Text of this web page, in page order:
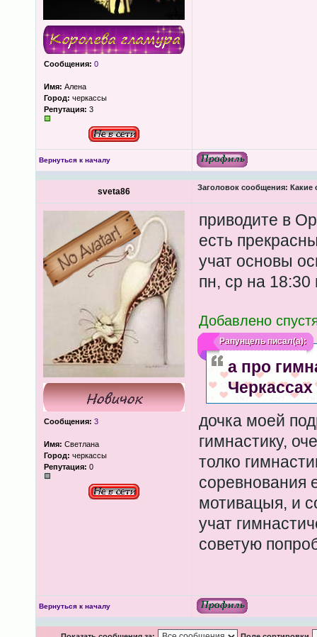
Сообщения: 0
Имя: Алена
Город: черкассы
Репутация: 3
Вернуться к началу
sveta86 Заголовок сообщения: Какие
Сообщения: 3
Имя: Светлана
Город: черкассы
Репутация: 0
приводите в
есть
учат основы
пн, ср на 18:30
Добавлено
Рапунцельписал(а):
а про
дочка моей
гимнастику,
толко
соревнования
мотивацыя, и
учат
советую
Вернуться к началу